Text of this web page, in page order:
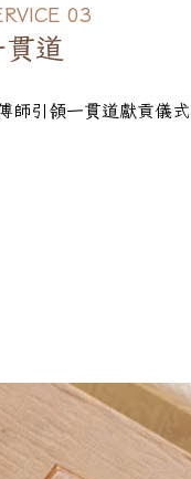
03
道
師引領一貫道獻貢儀式